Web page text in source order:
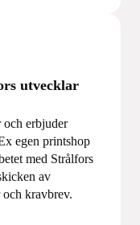
utvecklar
och erbjuder
egen printshop
med Strålfors
av
och kravbrev.